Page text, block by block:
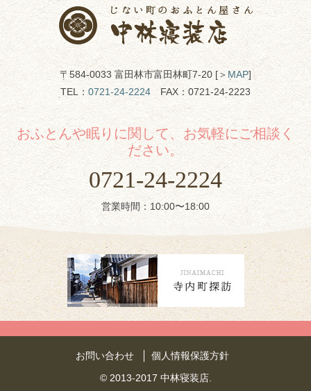
〒584-0033 富田林市富田林町7-20 [＞ MAP]
TEL： 0721-24-2224 FAX：0721-24-2223
おふとんや眠りに関して、お気軽にご相談く
ださい。
0721-24-2224
営業時間：10:00〜18:00
お問い合わせ
個人情報保護方針
© 2013-2017 中林寝装店.